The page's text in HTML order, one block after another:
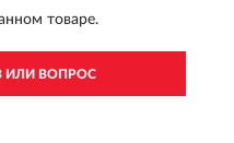
товаре.
ИЛИ ВОПРОС